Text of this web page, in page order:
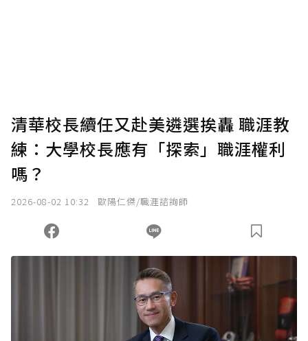
確認送出
您當前剩餘 U 利點數：0點；前往 購買點數
清華校長續任又赴美遴選挨轟 職涯教
練：大學校長應有「探索」職涯權利
嗎？
2026-08-02 10:32 歐陽仁傑/職涯諮詢師